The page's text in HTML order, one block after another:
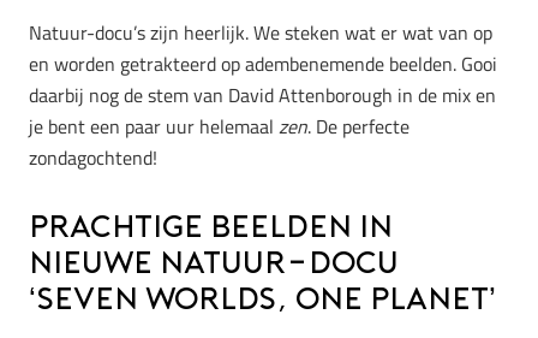
Natuur-docu’s zijn heerlijk. We steken wat er wat van op
en worden getrakteerd op adembenemende beelden. Gooi
daarbij nog de stem van David Attenborough in de mix en
je bent een paar uur helemaal zen. De perfecte
zondagochtend!
Prachtige beelden in
nieuwe natuur-docu
‘Seven Worlds, One Planet’